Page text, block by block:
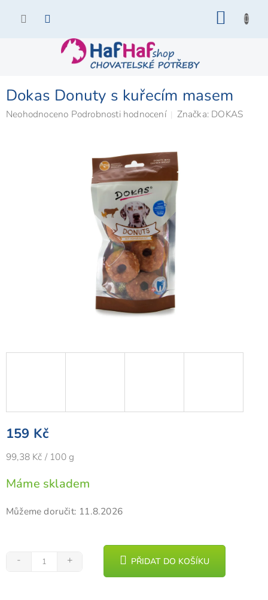
Dokas Donuty s kuřecím masem
Průměrné
Neohodnoceno Podrobnosti hodnocení Značka: DOKAS
159 Kč
Měrná
99,38 Kč / 100 g
Máme skladem
Můžeme doručit: 11.8.2026
PŘIDAT DO KOŠÍKU